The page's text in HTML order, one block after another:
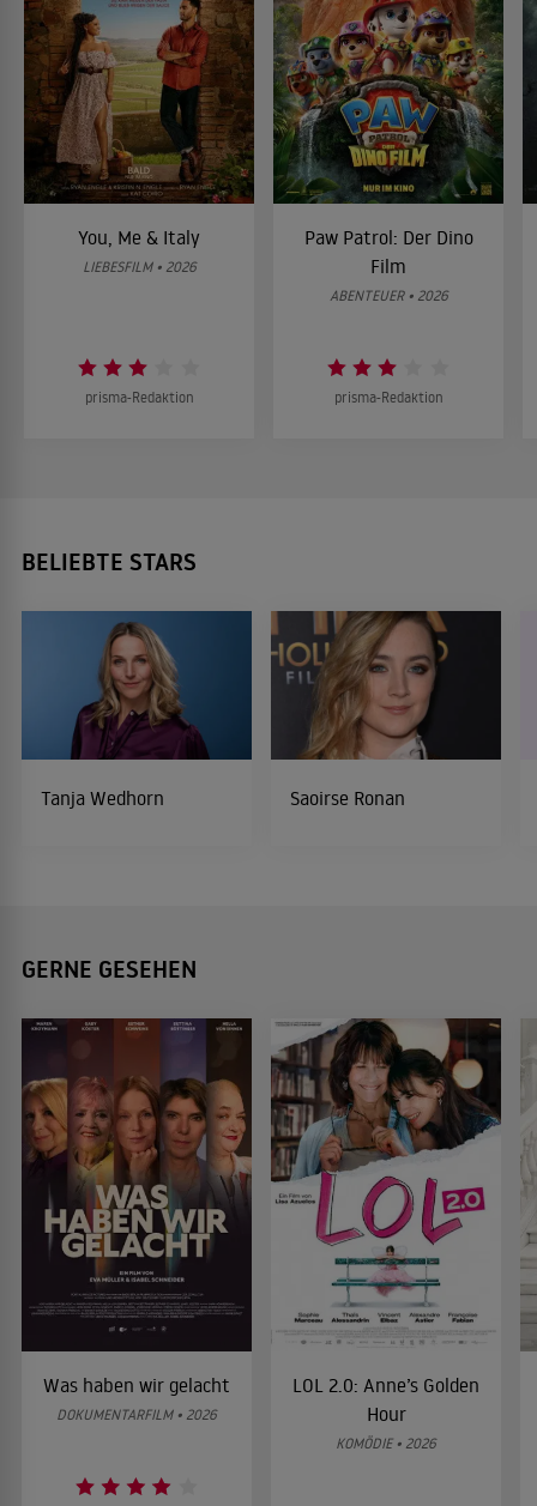
You, Me & Italy
LIEBESFILM • 2026
prisma-Redaktion
Paw Patrol: Der Dino
Film
ABENTEUER • 2026
prisma-Redaktion
BELIEBTE STARS
Tanja Wedhorn Saoirse Ronan
GERNE GESEHEN
Was haben wir gelacht
DOKUMENTARFILM • 2026
LOL 2.0: Anne’s Golden
Hour
KOMÖDIE • 2026